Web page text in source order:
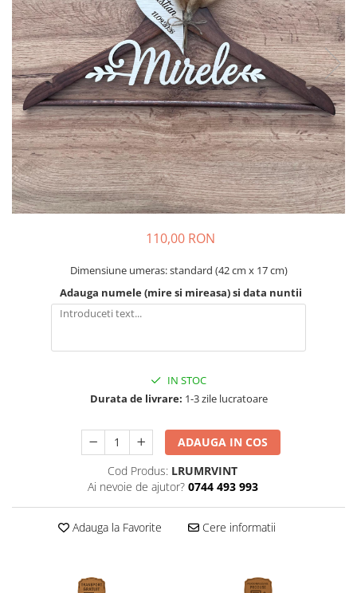
Decoratiuni Craciun
Pachete cadou Craciun
Paste
Decoratiuni Paste
Valentines Day
Cadouri indragostiti
1-8 Martie
Scoala/Absolvire
110,00 RON
Dimensiune umeras: standard (42 cm x 17 cm)
Adauga numele (mire si mireasa) si data nuntii
IN STOC
Durata de livrare: 1-3 zile lucratoare
ADAUGA IN COS
Cod Produs: LRUMRVINT
Ai nevoie de ajutor? 0744 493 993
Adauga la Favorite Cere informatii